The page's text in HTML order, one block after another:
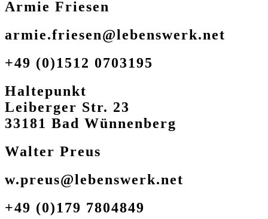
Armie Friesen
armie.friesen@lebenswerk.net
+49 (0)1512 0703195
Haltepunkt
Leiberger Str. 23
33181 Bad Wünnenberg
Walter Preus
w.preus@lebenswerk.net
+49 (0)179 7804849